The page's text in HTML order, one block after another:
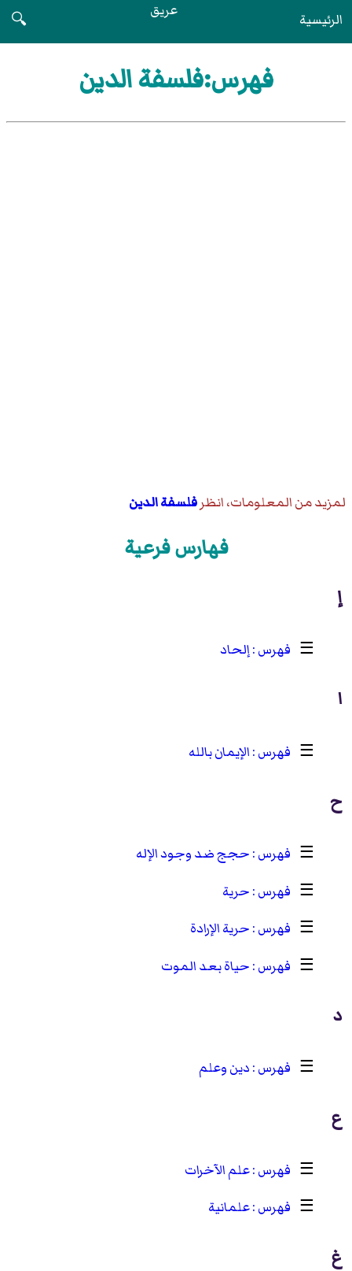
الرئيسية عريق
🔍
فهرس:فلسفة الدين
لمزيد من المعلومات، انظرفلسفة الدين
فهارس فرعية
إ
☰ إلحاد
ا
☰ الإيمان بالله
ح
☰
حجج ضد وجود الإله
☰
حرية
☰
حرية الإرادة
☰
حياة بعد الموت
د
☰ دين وعلم
ع
☰
علم الآخرات
☰
علمانية
غ